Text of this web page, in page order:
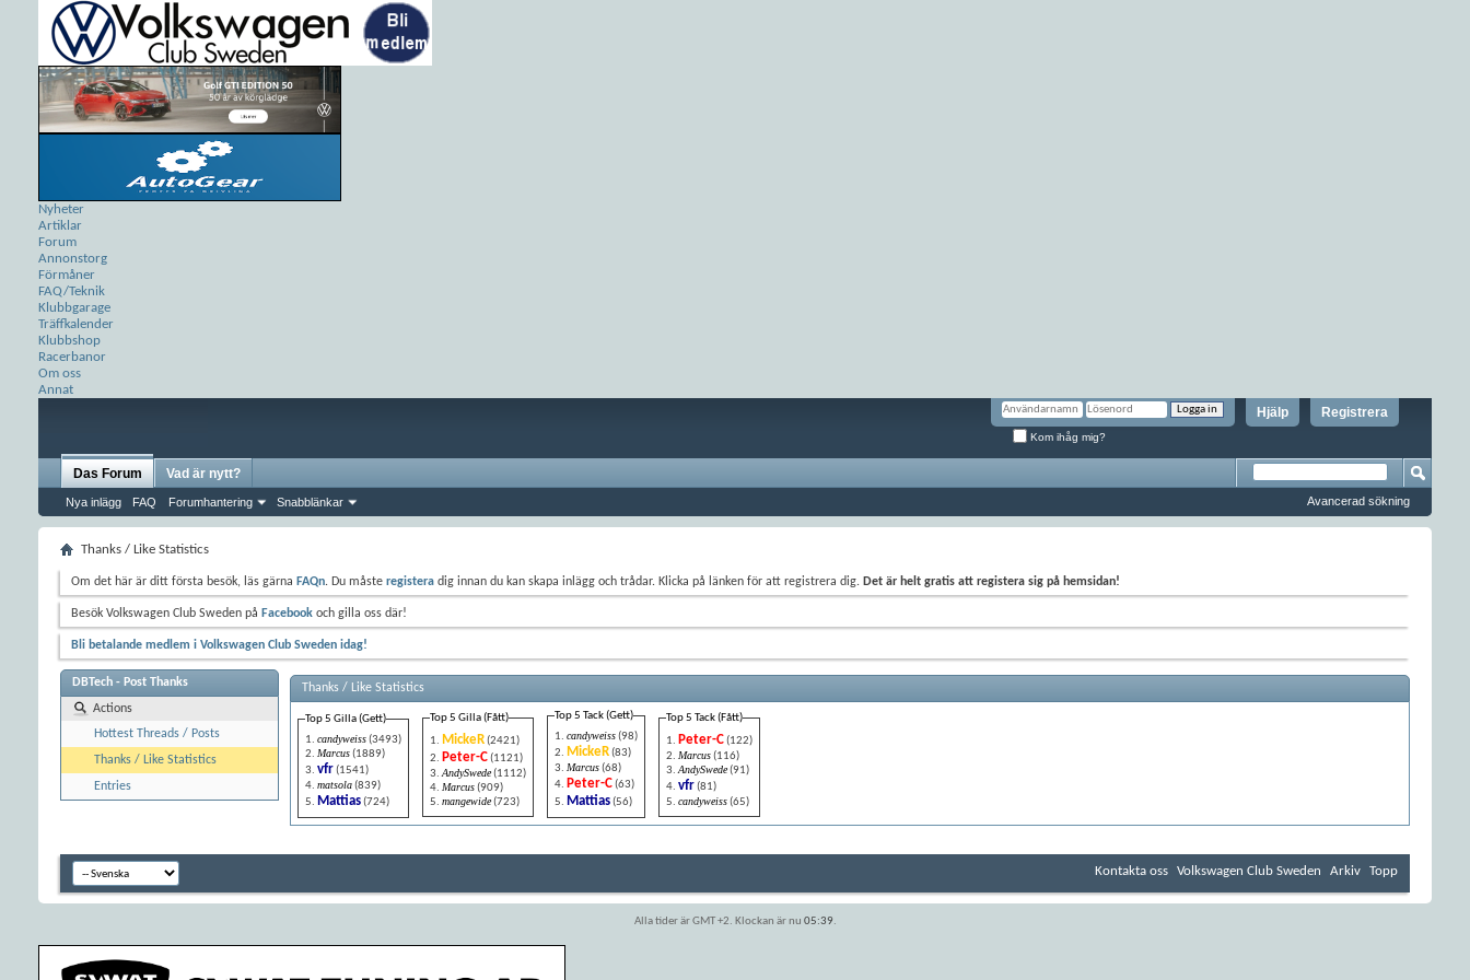
Nyheter
Artiklar
Forum
Annonstorg
Förmåner
FAQ/Teknik
Klubbgarage
Träffkalender
Klubbshop
Racerbanor
Om oss
Annat
Registrera
Hjälp
Kom ihåg mig?
Das Forum
Nya inlägg FAQ Forumhantering Snabblänkar
Vad är nytt?
Avancerad sökning
Thanks / Like Statistics
Om det här är ditt första besök, läs gärna FAQn. Du måste registera dig innan du kan skapa inlägg och trådar. Klicka på länken för att registrera dig. Det är helt gratis att registera sig på hemsidan!
Besök Volkswagen Club Sweden på Facebook och gilla oss där!
Bli betalande medlem i Volkswagen Club Sweden idag!
Thanks / Like Statistics
Top 5 Gilla (Gett)
candyweiss(3493)
Marcus(1889)
vfr(1541)
matsola(839)
Mattias(724)
Top 5 Gilla (Fått)
MickeR(2421)
Peter-C(1121)
AndySwede(1112)
Marcus(909)
mangewide(723)
Top 5 Tack (Gett)
candyweiss(98)
MickeR(83)
Marcus(68)
Peter-C(63)
Mattias(56)
Top 5 Tack (Fått)
Peter-C(122)
Marcus(116)
AndySwede(91)
vfr(81)
candyweiss(65)
DBTech - Post Thanks
Actions
Hottest Threads / Posts
Thanks / Like Statistics
Entries
Kontakta oss Volkswagen Club Sweden Arkiv Topp
Alla tider är GMT +2. Klockan är nu 05:39.